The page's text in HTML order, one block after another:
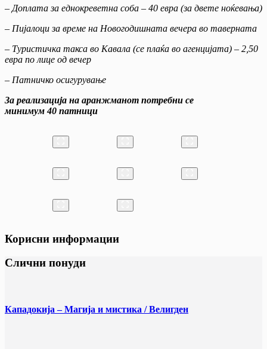
– Доплата за еднокреветна соба – 40 евра (за двете ноќевања)
– Пијалоци за време на Новогодишната вечера во таверната
– Туристичка такса во Кавала (се плаќа во агенцијата) – 2 ,50
евра по лице од вечер
– Патничко осигурување
За реализација на аранжманот потребни се
минимум40 патници
Корисни информации
Слични понуди
Кападокија – Магија и мистика / Велигден